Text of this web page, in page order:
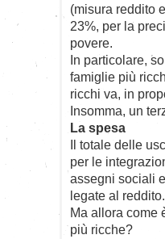
(misura reddito
23%, per la
povere.
In particolare,
famiglie più
ricchi va, in
Insomma, un
La spesa
Il totale delle
per le
assegni sociali
legate al reddito.
Ma allora come
più ricche?